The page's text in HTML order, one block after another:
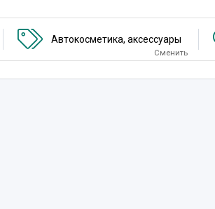
Автокосметика, аксессуары
Сменить